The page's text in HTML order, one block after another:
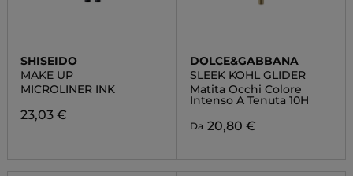
SHISEIDO
MAKE UP
MICROLINER INK
23,03 €
DOLCE&GABBANA
SLEEK KOHL GLIDER
Matita Occhi Colore
Intenso A Tenuta 10H
Da 20,80 €